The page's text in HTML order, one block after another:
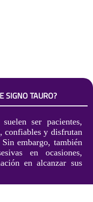
SIGNO TAURO?
ser pacientes,
confiables y disfrutan
embargo, también
en ocasiones,
en alcanzar sus